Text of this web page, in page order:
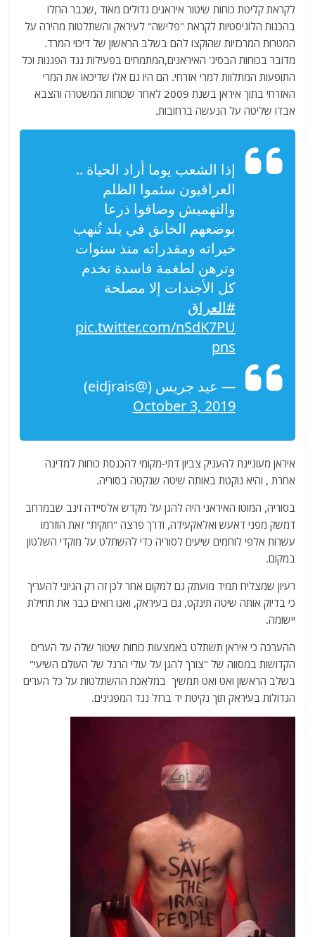
לקראת קליטת כוחות שיטור איראנים גדולים מאוד ,שכבר החלו
בהכנות הלוגיסטיות לקראת "פלישה" לעיראק והשתלטות מהירה על
המטרות המרכזיות שהוקצו להם בשלב הראשון של דיכוי המרד.
מדובר בכוחות הבסיג' האיראנים,המתמחים בפעילות נגד הפגנות וכל
התופעות המתלוות למרי אזרחי. הם היו גם אלו שדיכאו את המרי
האזרחי בתוך איראן בשנת 2009 לאחר שכוחות המשטרה והצבא
אבדו שליטה על הנעשה ברחובות.
إذا الشعب يوما أراد الحياة ..
العراقيون سئموا الظلم
والتهميش وضاقوا ذرعا
بوضعهم الخانق في بلد تُنهب
خيراته ومقدراته منذ سنوات
وترهن لطغمة فاسدة تخدم
كل الأجندات إلا مصلحة
#العراق
pic.twitter.com/nSdK7PU
pns
— عيد جريس (@eidjrais)
October 3, 2019
איראן מעוניינת להעניק צביון דתי-מקומי להכנסת כוחות למדינה
אחרת , והיא נוקטת באותה שיטה שנקטה בסוריה.
בסוריה, המוטו האיראני היה להגן על מקדש אלסיידה זינב שבמרחב
דמשק מפני דאעש ואלאקעידה, ודרך פרצה "חוקית" זאת הוזרמו
עשרות אלפי לוחמים שיעים לסוריה כדי להשתלט על מוקדי השלטון
במקום.
רעיון שמצליח תמיד מועתק גם למקום אחר לכן זה רק הגיוני להעריך
כי בדיוק אותה שיטה תינקט, גם בעיראק, ואנו רואים כבר את תחילת
יישומה.
ההערכה כי איראן תשתלט באמצעות כוחות שיטור שלה על הערים
הקדושות במסווה של "צורך להגן על עולי הרגל של העולם השיעי"
בשלב הראשון ואט ואט תמשיך במלאכת ההשתלטות על כל הערים
הגדולות בעיראק תוך נקיטת יד ברזל נגד המפגינים.